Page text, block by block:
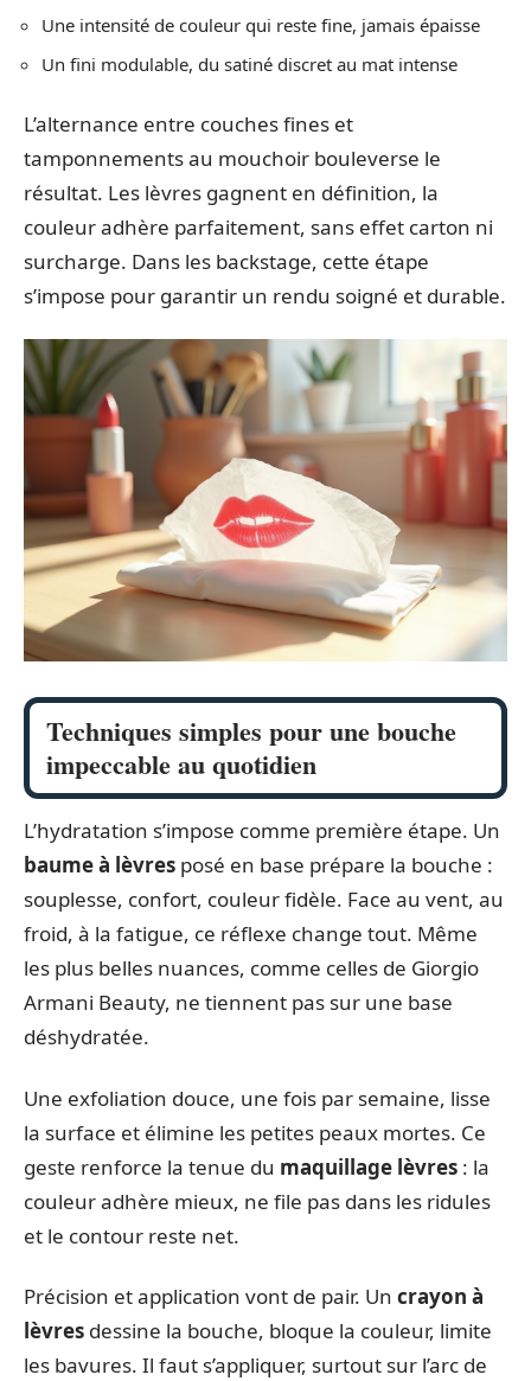
Une intensité de couleur qui reste fine, jamais épaisse
Un fini modulable, du satiné discret au mat intense
L’alternance entre couches fines et
tamponnements au mouchoir bouleverse le
résultat. Les lèvres gagnent en définition, la
couleur adhère parfaitement, sans effet carton ni
surcharge. Dans les backstage, cette étape
s’impose pour garantir un rendu soigné et durable.
Techniques simples pour une bouche
impeccable au quotidien
L’hydratation s’impose comme première étape. Un
baume à lèvres posé en base prépare la bouche :
souplesse, confort, couleur fidèle. Face au vent, au
froid, à la fatigue, ce réflexe change tout. Même
les plus belles nuances, comme celles de Giorgio
Armani Beauty, ne tiennent pas sur une base
déshydratée.
Une exfoliation douce, une fois par semaine, lisse
la surface et élimine les petites peaux mortes. Ce
geste renforce la tenue du maquillage lèvres : la
couleur adhère mieux, ne file pas dans les ridules
et le contour reste net.
Précision et application vont de pair. Un crayon à
lèvres dessine la bouche, bloque la couleur, limite
les bavures. Il faut s’appliquer, surtout sur l’arc de